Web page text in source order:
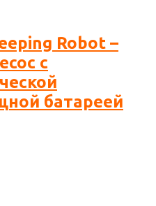
Robot –
с
батареей